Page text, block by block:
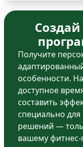
Получите
особенности.
доступное
составить
специально
решений —
вашему